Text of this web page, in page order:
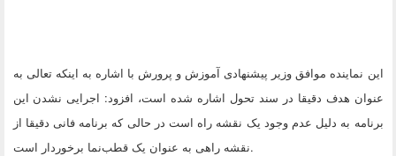
این نماینده موافق وزیر پیشنهادی آموزش و پرورش با اشاره به اینکه تعالی به
عنوان هدف دقیقا در سند تحول اشاره شده است، افزود: اجرایی نشدن این
برنامه به دلیل عدم وجود یک نقشه راه است در حالی که برنامه فانی دقیقا از
نقشه راهی به عنوان یک قطب‌نما برخوردار است.